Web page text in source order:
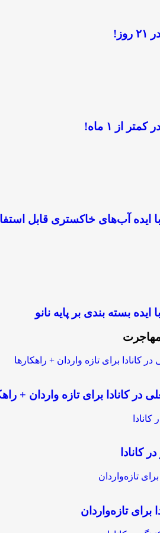
از ۱ ماه!
با ایده آب‌های خاکستری قابل
ایده بسته بندی بر پایه نانو
کانادا برای تازه واردان +
کانادا
برای تازه‌واردان